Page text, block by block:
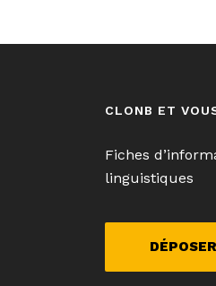
CLONB ET
Fiches
linguistiques